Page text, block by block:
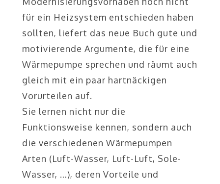
für ein Heizsystem entschieden haben
sollten, liefert das neue Buch gute und
motivierende Argumente, die für eine
Wärmepumpe sprechen und räumt auch
gleich mit ein paar hartnäckigen
Vorurteilen auf.
Sie lernen nicht nur die
Funktionsweise kennen, sondern auch
die verschiedenen Wärmepumpen
Arten (Luft-Wasser, Luft-Luft, Sole-
Wasser, …), deren Vorteile und